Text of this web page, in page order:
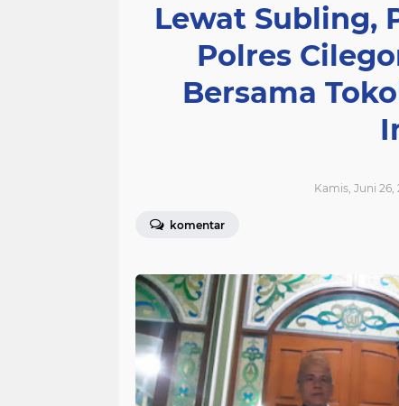
Lewat Subling,
Polres
Bersama
Kamis, Juni 26,
komentar